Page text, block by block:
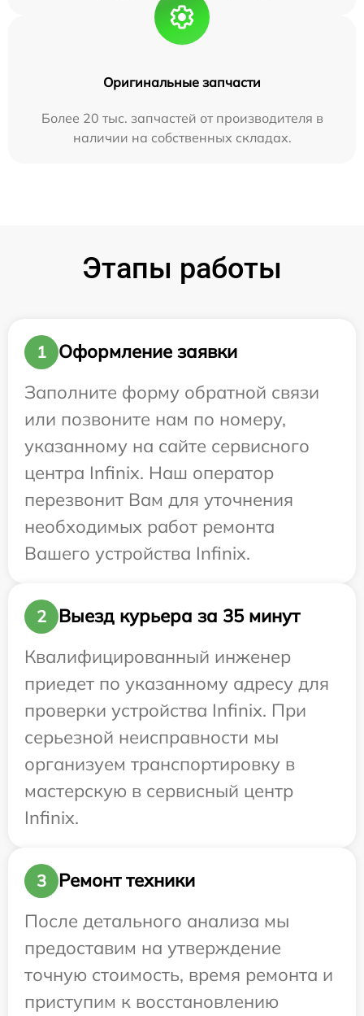
Оригинальные запчасти
Более 20 тыс. запчастей от производителя в
наличии на собственных складах.
Этапы работы
1
Оформление заявки
Заполните форму обратной связи
или позвоните нам по номеру,
указанному на сайте сервисного
центра Infinix. Наш оператор
перезвонит Вам для уточнения
необходимых работ ремонта
Вашего устройства Infinix.
2
Выезд курьера за 35 минут
Квалифицированный инженер
приедет по указанному адресу для
проверки устройства Infinix. При
серьезной неисправности мы
организуем транспортировку в
мастерскую в сервисный центр
Infinix.
3
Ремонт техники
После детального анализа мы
предоставим на утверждение
точную стоимость, время ремонта и
приступим к восстановлению